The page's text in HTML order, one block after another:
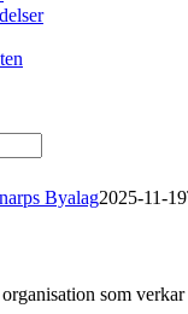
Byalag2025-11-
som